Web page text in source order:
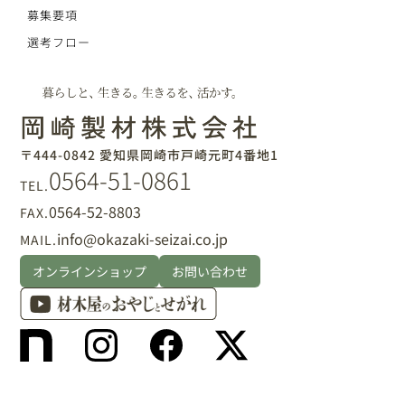
募集要項
選考フロー
〒444-0842 愛知県岡崎市戸崎元町4番地1
TEL.0564-51-0861
FAX.0564-52-8803
MAIL.info@okazaki-seizai.co.jp
オンラインショップ お問い合わせ